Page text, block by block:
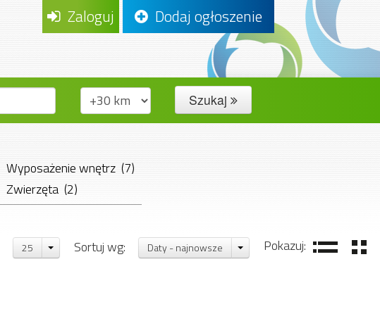
Zaloguj Dodaj ogłoszenie
Szukaj
Wyposażenie wnętrz (7)
Zwierzęta (2)
Pozostałe (22)
Pokazuj:
Sortuj wg: Daty - najnowsze
25